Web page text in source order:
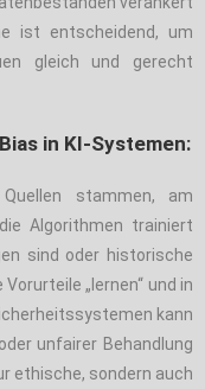
ist entscheidend, um
gleich und gerecht
in KI-Systemen:
stammen, am
Algorithmen trainiert
sind oder historische
„lernen“ und in
kann
unfairer Behandlung
ethische, sondern auch